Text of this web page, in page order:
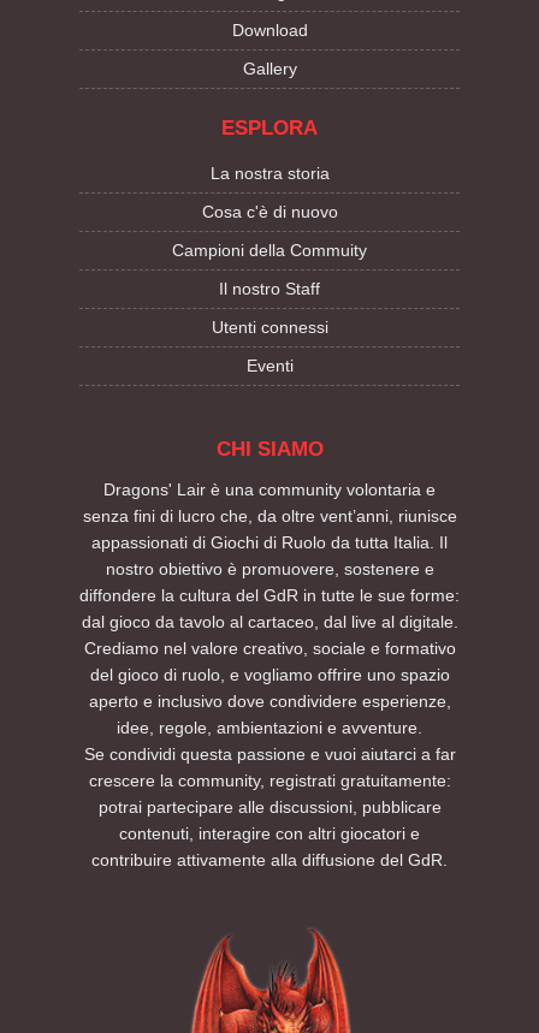
Download
Gallery
ESPLORA
La nostra storia
Cosa c'è di nuovo
Campioni della Commuity
Il nostro Staff
Utenti connessi
Eventi
CHI SIAMO
Dragons' Lair è una community volontaria e
senza fini di lucro che, da oltre vent’anni, riunisce
appassionati di Giochi di Ruolo da tutta Italia. Il
nostro obiettivo è promuovere, sostenere e
diffondere la cultura del GdR in tutte le sue forme:
dal gioco da tavolo al cartaceo, dal live al digitale.
Crediamo nel valore creativo, sociale e formativo
del gioco di ruolo, e vogliamo offrire uno spazio
aperto e inclusivo dove condividere esperienze,
idee, regole, ambientazioni e avventure.
Se condividi questa passione e vuoi aiutarci a far
crescere la community, registrati gratuitamente:
potrai partecipare alle discussioni, pubblicare
contenuti, interagire con altri giocatori e
contribuire attivamente alla diffusione del GdR.